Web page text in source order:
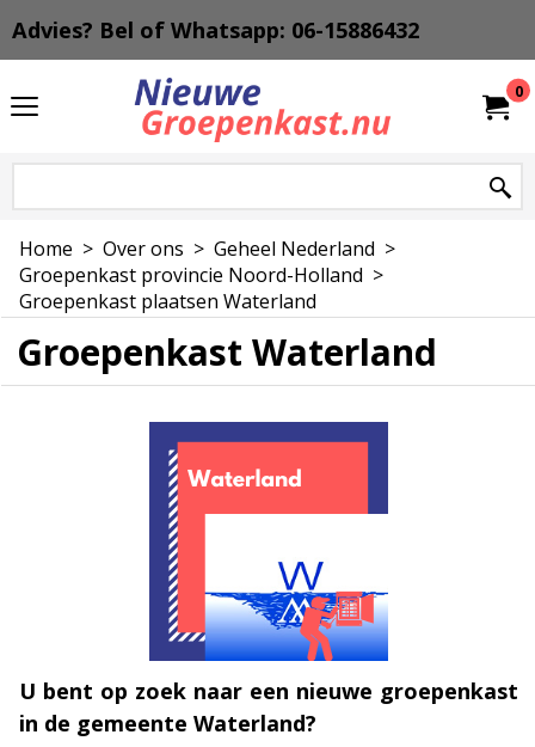
Advies? Bel of Whatsapp: 06-15886432
0
Home > Over ons > Geheel Nederland >
Groepenkast provincie Noord-Holland >
Groepenkast plaatsen Waterland
Groepenkast Waterland
U bent op zoek naar een nieuwe groepenkast
in de gemeente Waterland?